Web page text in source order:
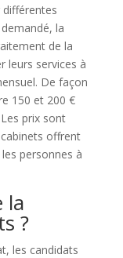
différentes
la
de la
leurs services à
De façon
150 et 200 €
prix sont
offrent
personnes à
la
?
les candidats